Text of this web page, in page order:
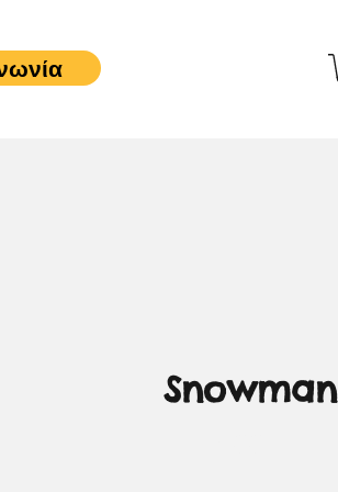
Snowman